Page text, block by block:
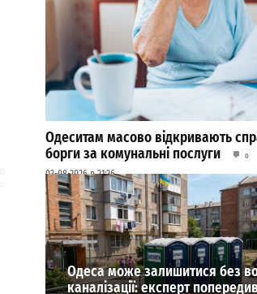
Одеситам масово відкривають
борги за комунальні послуги
0
03-08-2026 в 21:26
ВИБІР РЕДАКЦІЇ
Одеса може залишитися без
каналізації: експерт